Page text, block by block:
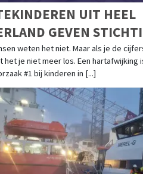
UIT HEEL
GEVEN
EEN GEZICHT
weten het niet. Maar als je de
het je niet meer los. Een hartafwijking
#1 bij kinderen in [...]